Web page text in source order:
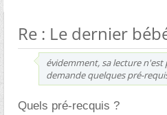
Re : Le dernier
évidemment, sa lecture
demande quelques pré-
Quels pré-recquis ?